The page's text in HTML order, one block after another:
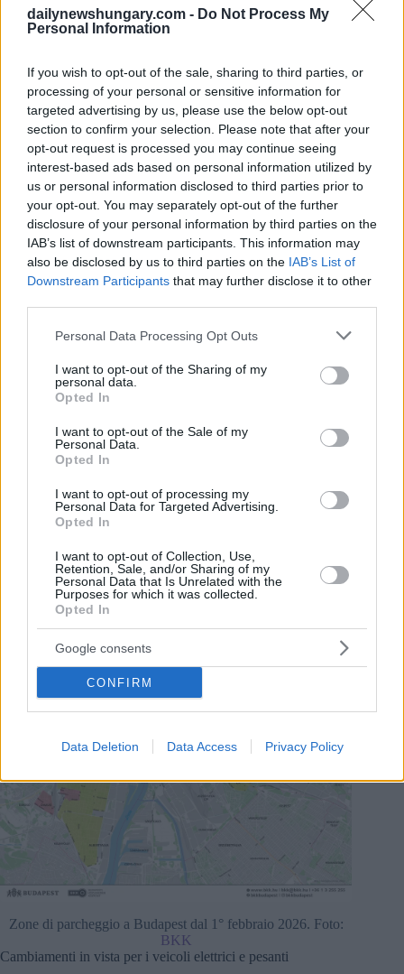
dailynewshungary.com - Do Not Process My
Personal Information
If you wish to opt-out of the sale, sharing to third parties, or
processing of your personal or sensitive information for
targeted advertising by us, please use the below opt-out
section to confirm your selection. Please note that after your
opt-out request is processed you may continue seeing
interest-based ads based on personal information utilized by
us or personal information disclosed to third parties prior to
your opt-out. You may separately opt-out of the further
disclosure of your personal information by third parties on the
IAB’s list of downstream participants. This information may
also be disclosed by us to third parties on the IAB’s List of
Downstream Participants that may further disclose it to other
Please note that this website/app uses one or more Google
not limited to your visit or usage behaviour. You may click to
grant or deny consent to Google and its third-party tags to
use your data for below specified purposes in below Google
consent section.
Personal Data Processing Opt Outs
I want to opt-out of the Sharing of my
personal data.
Opted In
I want to opt-out of the Sale of my
Personal Data.
Opted In
I want to opt-out of processing my
Personal Data for Targeted Advertising.
Opted In
I want to opt-out of Collection, Use,
Retention, Sale, and/or Sharing of my
Personal Data that Is Unrelated with the
Purposes for which it was collected.
Opted In
Google consents
CONFIRM
Data Deletion Data Access Privacy Policy
Parcheggio a Erzsébetváros, 7° distretto di Budapest. Foto:
Facebook/Niedermüller Péter
Oltre alla transizione digitale, Budapest attuerà anche un
sostanziale aumento delle tariffe dei parcheggi a partire dal 1°
luglio, a seguito di una decisione presa due anni fa.
Le nuove tariffe orarie saranno le seguenti:
Zona A:800 HUF (da 600), nei giorni feriali dalle
8.00 alle 22.00.
Zona B:
600 HUF (da 450), nei giorni feriali fino alle
20:00
Zona C:400 HUF (da 300), nei giorni feriali 8:00-
18:00
Zona D:300 HUF (da 200), nei giorni feriali 8:00-
Gli sconti previsti, come la riduzione del 25% per gli utenti
di un abbonamento mensile al trasporto pubblico, non
possono ancora essere applicati fino a quando la funzione di
parcheggio dell’app non sarà completata.
Zone di parcheggio a Budapest dal 1° febbraio 2026. Foto:
BKK
Cambiamenti in vista per i veicoli elettrici e pesanti